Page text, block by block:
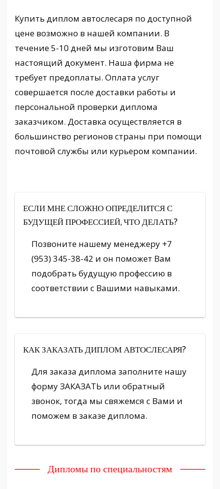
Купить диплом автослесаря по доступной
цене возможно в нашей компании. В
течение 5-10 дней мы изготовим Ваш
настоящий документ. Наша фирма не
требует предоплаты. Оплата услуг
совершается после доставки работы и
персональной проверки диплома
заказчиком. Доставка осуществляется в
большинство регионов страны при помощи
почтовой службы или курьером компании.
ЕСЛИ МНЕ СЛОЖНО ОПРЕДЕЛИТСЯ С
БУДУЩЕЙ ПРОФЕССИЕЙ, ЧТО ДЕЛАТЬ?
Позвоните нашему менеджеру +7
(953) 345-38-42 и он поможет Вам
подобрать будущую профессию в
соответствии с Вашими навыками.
КАК ЗАКАЗАТЬ ДИПЛОМ АВТОСЛЕСАРЯ?
Для заказа диплома заполните нашу
форму ЗАКАЗАТЬ или обратный
звонок, тогда мы свяжемся с Вами и
поможем в заказе диплома.
Дипломы по специальностям